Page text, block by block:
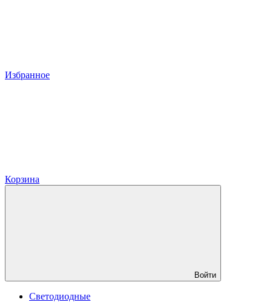
Избранное
Корзина
Войти
Светодиодные